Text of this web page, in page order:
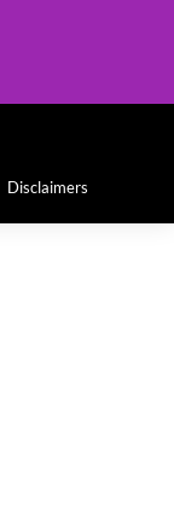
Disclaimers